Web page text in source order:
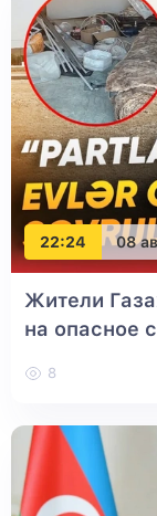
22:24 08
Жители
на опасное
8